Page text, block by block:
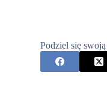
Podziel się